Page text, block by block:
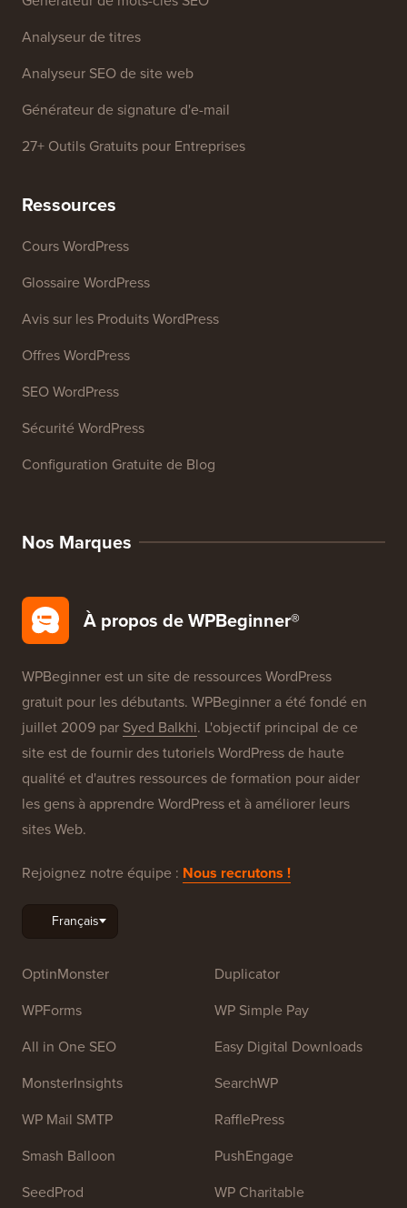
Analyseur de titres
Analyseur SEO de site web
Générateur de signature d'e-mail
27+ Outils Gratuits pour Entreprises
Ressources
Cours WordPress
Glossaire WordPress
Avis sur les Produits WordPress
Offres WordPress
SEO WordPress
Sécurité WordPress
Configuration Gratuite de Blog
Nos Marques
À propos de WPBeginner®
WPBeginner est un site de ressources WordPress
gratuit pour les débutants. WPBeginner a été fondé en
juillet 2009 par Syed Balkhi. L'objectif principal de ce
site est de fournir des tutoriels WordPress de haute
qualité et d'autres ressources de formation pour aider
les gens à apprendre WordPress et à améliorer leurs
sites Web.
Rejoignez notre équipe : Nous recrutons !
OptinMonster
WPForms
All in One SEO
MonsterInsights
WP Mail SMTP
Smash Balloon
SeedProd
Duplicator
WP Simple Pay
Easy Digital Downloads
SearchWP
RafflePress
PushEngage
WP Charitable